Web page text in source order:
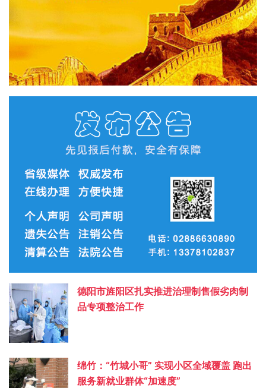
德阳市旌阳区扎实推进治理制售假劣肉制
品专项整治工作
绵竹：“竹城小哥” 实现小区全域覆盖 跑出
服务新就业群体“加速度”